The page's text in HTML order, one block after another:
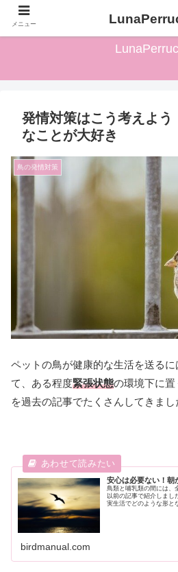
ワイルドピーちゃんがペットの鳥の発
発情対策はこう考えよう
なことが大好き
鳥の発情対策
ペットの鳥が健康的な生活を送る
て、ある程度緊張状態の環境下に
を過去の記事でたくさんしてきまし
安心は必要ない！朝
鳥類と哺乳類の間には、
以前の記事で紹介しました。 今回の記事では、その習
実生活でどのような形と
birdmanual.com
メニュー